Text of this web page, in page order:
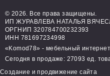
© 2026. Все права защищены.
ИП ЖУРАВЛЕВА НАТАЛЬЯ
ОРГНИП 320784700232393
ИНН 781697234998
«Komod78» - мебельный
Сегодня в продаже: 27093 ед.
Создание и продвижение сайта